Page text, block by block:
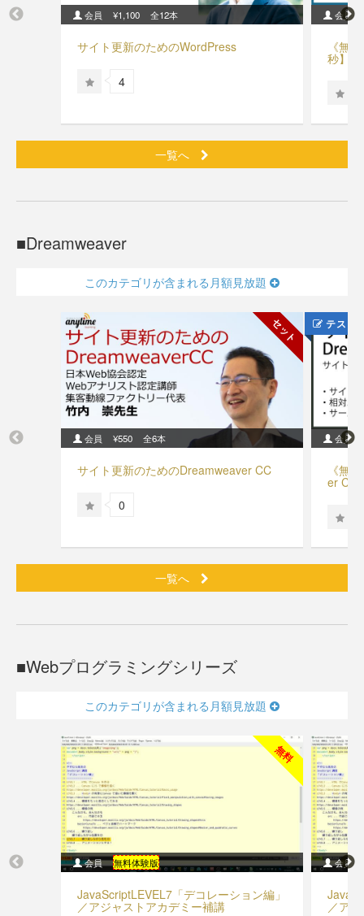
会員 ¥1,100 全12本
サイト更新のためのWordPress
4
会員
《無
秒】
一覧へ
Dreamweaver
このカテゴリが含まれる月額見放題
セット
会員 ¥550 全6本
サイト更新のためのDreamweaver CC
0
テスト
会員
《無
er
一覧へ
Webプログラミングシリーズ
このカテゴリが含まれる月額見放題
無料
会員 無料体験版
JavaScriptLEVEL7「デコレーション編」
／アジャストアカデミー補講
会員
／ア